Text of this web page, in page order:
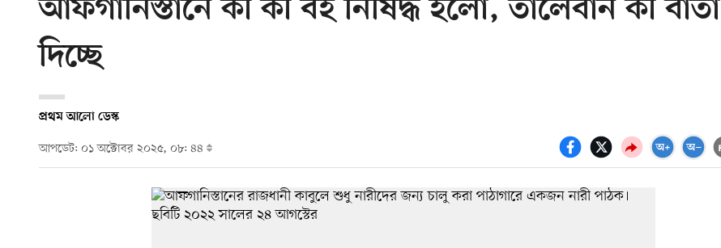
আফগানিস্তানে কী কী বই নিষিদ্ধ হলো, তালেবান কী বার্তা
দিচ্ছে
প্রথম আলো ডেস্ক
আপডেট: ০১ অক্টোবর ২০২৫, ০৮: ৪৪